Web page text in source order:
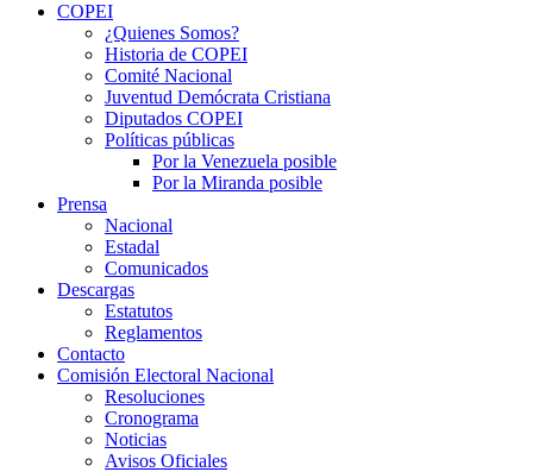
COPEI
¿Quienes Somos?
Historia de COPEI
Comité Nacional
Juventud Demócrata Cristiana
Diputados COPEI
Políticas públicas
Por la Venezuela posible
Por la Miranda posible
Prensa
Nacional
Estadal
Comunicados
Descargas
Estatutos
Reglamentos
Contacto
Comisión Electoral Nacional
Resoluciones
Cronograma
Noticias
Avisos Oficiales